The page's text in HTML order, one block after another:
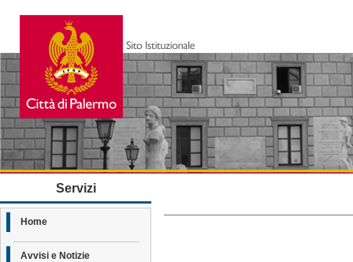
Servizi
Home
Avvisi e Notizie